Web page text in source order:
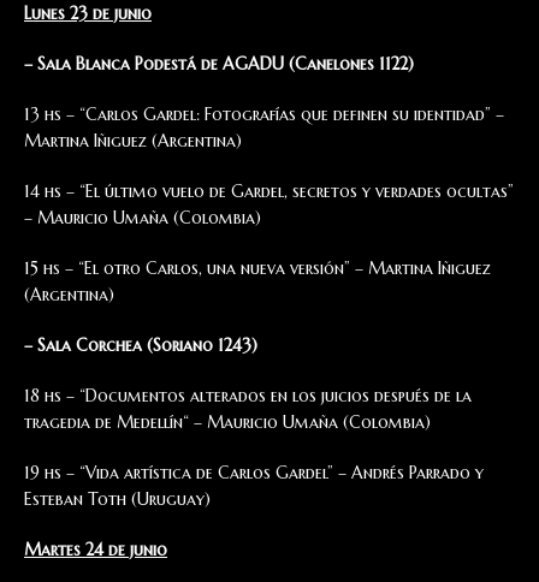
Lunes 23 de junio
–Sala Blanca Podestá de AGADU (Canelones 1122)
13 hs – “Carlos Gardel: Fotografías que definen su identidad” –
Martina Iñiguez (Argentina)
14 hs – “El último vuelo de Gardel, secretos y verdades ocultas”
– Mauricio Umaña (Colombia)
15 hs – “El otro Carlos, una nueva versión” – Martina Iñiguez
(Argentina)
– Sala Corchea (Soriano 1243)
18 hs – “Documentos alterados en los juicios después de la
tragedia de Medellín“ – Mauricio Umaña (Colombia)
19 hs – “Vida artística de Carlos Gardel” – Andrés Parrado y
Esteban Toth (Uruguay)
Martes 24 de junio